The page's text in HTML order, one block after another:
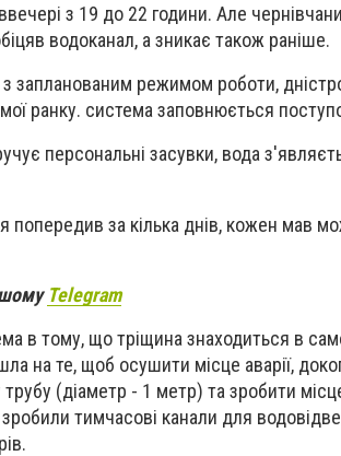
з 19 до 22 години. Але
водоканал, а зникає також раніше.
з запланованим режимом роботи,
ранку. система заповнюється
персональні засувки, вода
за кілька днів, кожен мав
Telegram
в тому, що тріщина знаходиться в
на те, щоб осушити місце аварії,
(діаметр - 1 метр) та зробити
тимчасові канали для